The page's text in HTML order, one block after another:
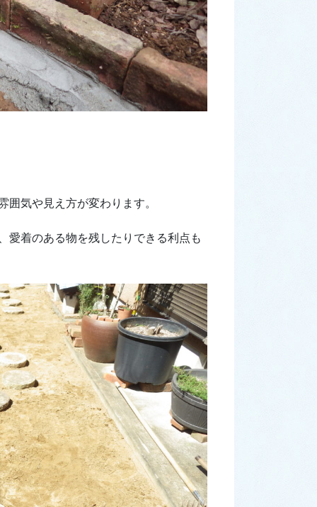
囲気や見え方が変わります。
愛着のある物を残したりできる利点も